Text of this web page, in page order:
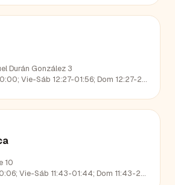
Durán González 3
Vie-Sáb 12:27-01:56; Dom 12:27-23:18
10
Vie-Sáb 11:43-01:44; Dom 11:43-23:21